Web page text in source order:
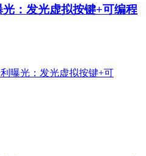
：发光虚拟按键+可编程